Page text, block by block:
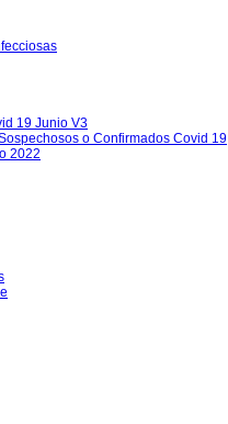
19 Junio V3
o Confirmados Covid 19
2022